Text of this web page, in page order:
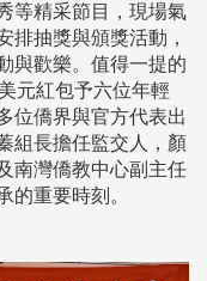
等精采節目，現場氣
排抽獎與頒獎活動，
與歡樂。值得一提的
元紅包予六位年輕
位僑界與官方代表出
組長擔任監交人，顏
南灣僑教中心副主任
重要時刻。